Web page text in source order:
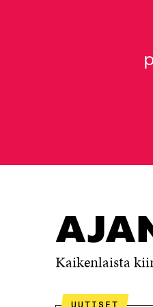
Kaikenlaista
UUTISET